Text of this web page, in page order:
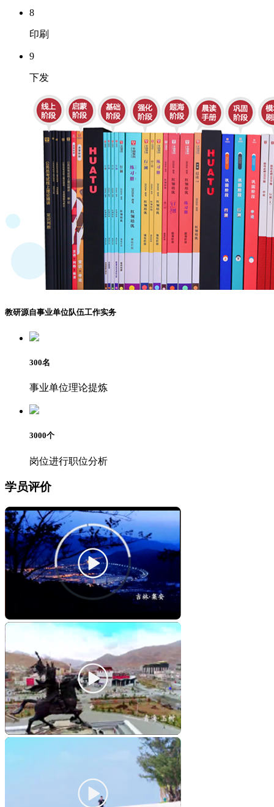
8
印刷
9
下发
教研源自事业单位队伍工作实务
300名
事业单位理论提炼
3000个
岗位进行职位分析
学员评价